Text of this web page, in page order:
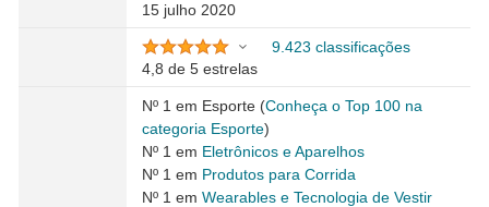
15 julho 2020
9.423 classificações
4,8 de 5 estrelas
Nº 1 em Esporte (Conheça o Top 100 na
categoria Esporte)
Nº 1 em Eletrônicos e Aparelhos
Nº 1 em Produtos para Corrida
Nº 1 em Wearables e Tecnologia de Vestir